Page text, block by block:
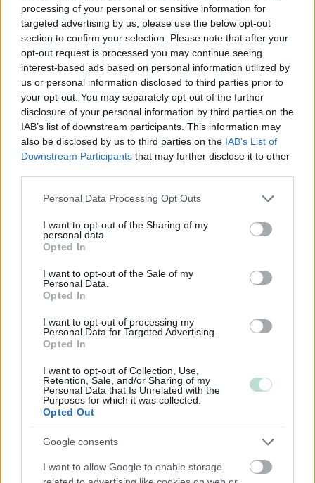
processing of your personal or sensitive information for
targeted advertising by us, please use the below opt-out
section to confirm your selection. Please note that after your
opt-out request is processed you may continue seeing
interest-based ads based on personal information utilized by
us or personal information disclosed to third parties prior to
your opt-out. You may separately opt-out of the further
disclosure of your personal information by third parties on the
IAB’s list of downstream participants. This information may
also be disclosed by us to third parties on the IAB’s List of
Downstream Participants that may further disclose it to other
Please note that this website/app uses one or more Google
not limited to your visit or usage behaviour. You may click to
grant or deny consent to Google and its third-party tags to
use your data for below specified purposes in below Google
consent section.
Personal Data Processing Opt Outs
I want to opt-out of the Sharing of my
personal data.
Opted In
I want to opt-out of the Sale of my
Personal Data.
Opted In
I want to opt-out of processing my
Personal Data for Targeted Advertising.
Opted In
I want to opt-out of Collection, Use,
Retention, Sale, and/or Sharing of my
Personal Data that Is Unrelated with the
Purposes for which it was collected.
Opted Out
Google consents
I want to allow Google to enable storage
Keskikokoiset
Pienet
Mikrot
Yhtiömuodot
Yksityinen osakeyhtiö
Kommandiittiyhtiö
Informaatio ja viestintä
Kiinteistöalan toiminta
Kuljetusliike­toiminta
Maa-, metsä- ja kalatalous
Majoitus- ja ravitsemistoiminta
Palveluliiketoiminta
Rakentaminen
Teollisuus